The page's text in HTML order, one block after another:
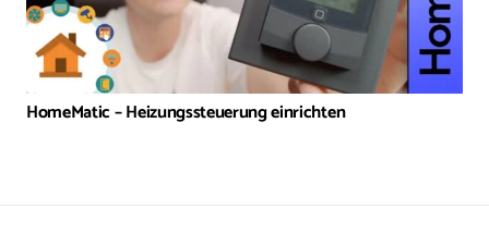
HomeMatic – Heizungssteuerung einrichten